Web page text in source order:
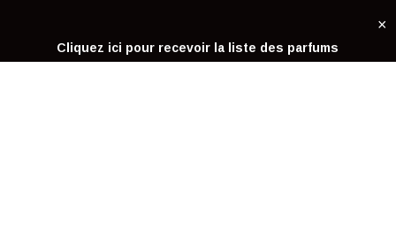
Cliquez ici pour recevoir la liste des parfums
×